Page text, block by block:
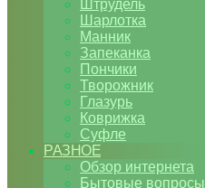
Штрудель
Шарлотка
Манник
Запеканка
Пончики
Творожник
Глазурь
Коврижка
Суфле
РАЗНОЕ
Обзор интернета
Бытовые вопросы